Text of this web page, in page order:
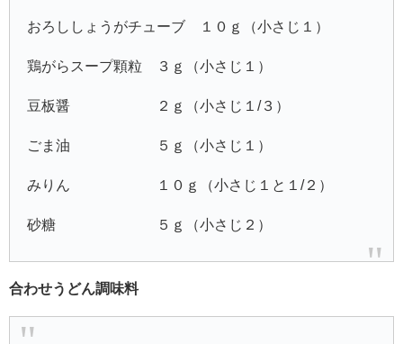
おろししょうがチューブ １０ｇ（小さじ１）
鶏がらスープ顆粒 ３ｇ（小さじ１）
豆板醤 ２ｇ（小さじ１/３）
ごま油 ５ｇ（小さじ１）
みりん １０ｇ（小さじ１と１/２）
砂糖 ５ｇ（小さじ２）
合わせうどん調味料